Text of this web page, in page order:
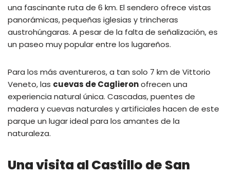
una fascinante ruta de 6 km. El sendero ofrece vistas
panorámicas, pequeñas iglesias y trincheras
austrohúngaras. A pesar de la falta de señalización, es
un paseo muy popular entre los lugareños.
Para los más aventureros, a tan solo 7 km de Vittorio
Veneto, las cuevas de Caglieronofrecen una
experiencia natural única. Cascadas, puentes de
madera y cuevas naturales y artificiales hacen de este
parque un lugar ideal para los amantes de la
naturaleza.
Una visita al Castillo de San